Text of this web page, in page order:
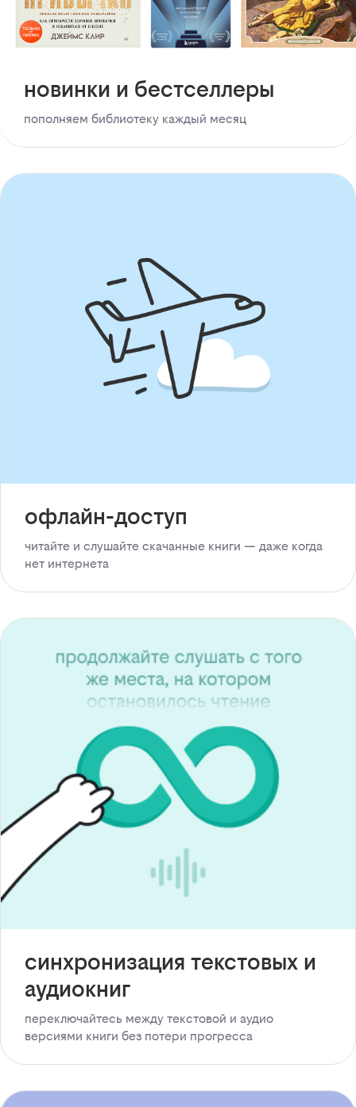
новинки и бестселлеры
пополняем библиотеку каждый месяц
офлайн-доступ
читайте и слушайте скачанные книги — даже когда
нет интернета
синхронизация текстовых и
аудиокниг
переключайтесь между текстовой и аудио
версиями книги без потери прогресса